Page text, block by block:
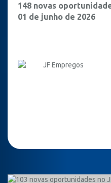
148 novas
01 de junho de 2026
JF Empregos